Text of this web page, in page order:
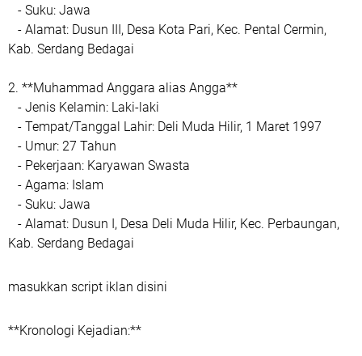
- Suku: Jawa
- Alamat: Dusun III, Desa Kota Pari, Kec. Pental Cermin,
Kab. Serdang Bedagai
2. **Muhammad Anggara alias Angga**
- Jenis Kelamin: Laki-laki
- Tempat/Tanggal Lahir: Deli Muda Hilir, 1 Maret 1997
- Umur: 27 Tahun
- Pekerjaan: Karyawan Swasta
- Agama: Islam
- Suku: Jawa
- Alamat: Dusun I, Desa Deli Muda Hilir, Kec. Perbaungan,
Kab. Serdang Bedagai
masukkan script iklan disini
**Kronologi Kejadian:**